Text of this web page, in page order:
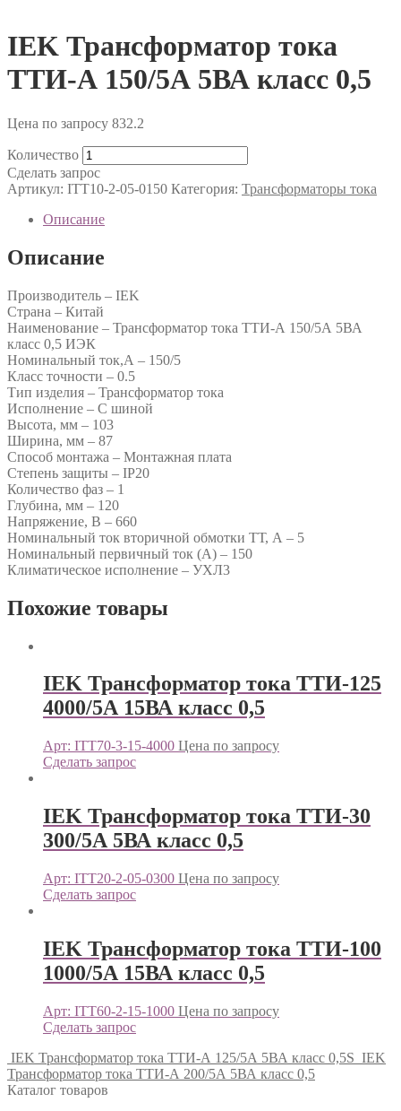
IEK Трансформатор тока
ТТИ-А 150/5А 5ВА класс 0,5
Цена по запросу 832.2
Количество
Сделать запрос
Артикул: ITT10-2-05-0150 Категория: Трансформаторы тока
Описание
Описание
Производитель – IEK
Страна – Китай
Наименование – Трансформатор тока ТТИ-А 150/5А 5ВА
класс 0,5 ИЭК
Номинальный ток,А – 150/5
Класс точности – 0.5
Тип изделия – Трансформатор тока
Исполнение – С шиной
Высота, мм – 103
Ширина, мм – 87
Способ монтажа – Монтажная плата
Степень защиты – IP20
Количество фаз – 1
Глубина, мм – 120
Напряжение, В – 660
Номинальный ток вторичной обмотки ТТ, А – 5
Номинальный первичный ток (А) – 150
Климатическое исполнение – УХЛ3
Похожие товары
IEK Трансформатор тока ТТИ-125
4000/5А 15ВА класс 0,5
Арт: ITT70-3-15-4000 Цена по запросу
Сделать запрос
IEK Трансформатор тока ТТИ-30
300/5А 5ВА класс 0,5
Арт: ITT20-2-05-0300 Цена по запросу
Сделать запрос
IEK Трансформатор тока ТТИ-100
1000/5А 15ВА класс 0,5
Арт: ITT60-2-15-1000 Цена по запросу
Сделать запрос
IEK Трансформатор тока ТТИ-А 125/5А 5ВА класс 0,5S IEK
Трансформатор тока ТТИ-А 200/5А 5ВА класс 0,5
Каталог товаров